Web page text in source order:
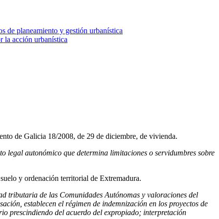
de planeamiento y gestión urbanística
la acción urbanística
de Galicia 18/2008, de 29 de diciembre, de vivienda.
legal autonómico que determina limitaciones o servidumbres sobre
y ordenación territorial de Extremadura.
tributaria de las Comunidades Autónomas y valoraciones del
establecen el régimen de indemnización en los proyectos de
prescindiendo del acuerdo del expropiado; interpretación